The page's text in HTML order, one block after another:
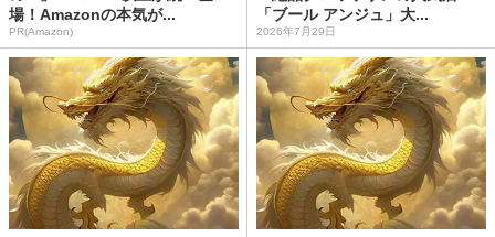
場！Amazonの本気が...
PR(Amazon)
「ブール アンジュ」大...
2026年7月29日